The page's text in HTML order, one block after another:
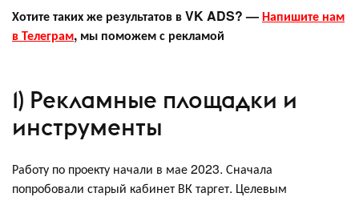
Хотите таких же результатов в VK ADS? —Напишите нам
в Телеграм, мы поможем с рекламой
1) Рекламные площадки и
инструменты
Работу по проекту начали в мае 2023. Сначала
попробовали старый кабинет ВК таргет. Целевым